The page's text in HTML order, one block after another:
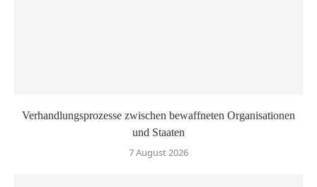
Verhandlungsprozesse zwischen bewaffneten Organisationen
und Staaten
7 August 2026